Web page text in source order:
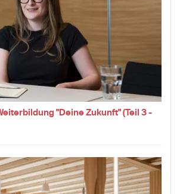
"Deine Zukunft" (Teil 3 -